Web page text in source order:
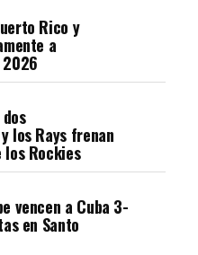
Rico y
a
2026
los Rays frenan
los Rockies
vencen a Cuba 3-
en Santo